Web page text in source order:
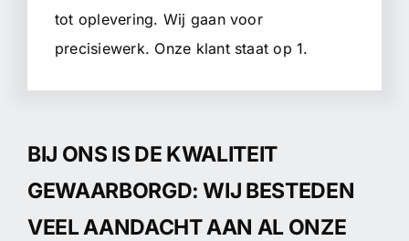
tot oplevering. Wij gaan voor
precisiewerk. Onze klant staat op 1.
BIJ ONS IS DE KWALITEIT
GEWAARBORGD: WIJ BESTEDEN
VEEL AANDACHT AAN AL ONZE